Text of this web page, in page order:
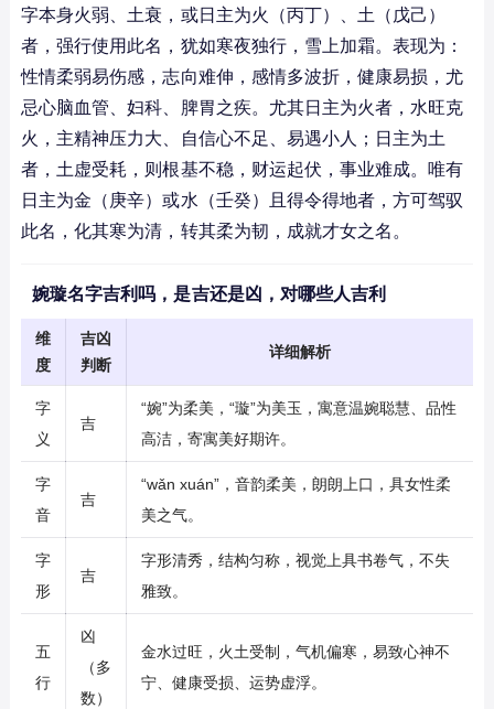
字本身火弱、土衰，或日主为火（丙丁）、土（戊己）
者，强行使用此名，犹如寒夜独行，雪上加霜。表现为：
性情柔弱易伤感，志向难伸，感情多波折，健康易损，尤
忌心脑血管、妇科、脾胃之疾。尤其日主为火者，水旺克
火，主精神压力大、自信心不足、易遇小人；日主为土
者，土虚受耗，则根基不稳，财运起伏，事业难成。唯有
日主为金（庚辛）或水（壬癸）且得令得地者，方可驾驭
此名，化其寒为清，转其柔为韧，成就才女之名。
婉璇名字吉利吗，是吉还是凶，对哪些人吉利
维
度
吉凶
判断
详细解析
字
义
吉
“婉”为柔美，“璇”为美玉，寓意温婉聪慧、品性
高洁，寄寓美好期许。
字
音
吉
“wǎn xuán”，音韵柔美，朗朗上口，具女性柔
美之气。
字
形
吉
字形清秀，结构匀称，视觉上具书卷气，不失
雅致。
五
行
凶
（多
数）
金水过旺，火土受制，气机偏寒，易致心神不
宁、健康受损、运势虚浮。